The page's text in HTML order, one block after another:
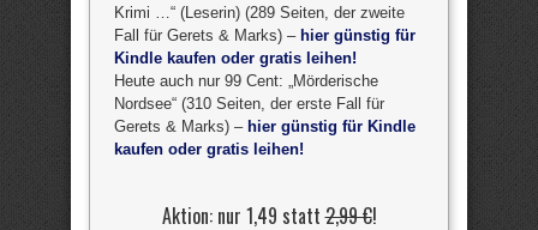
Krimi …“ (Leserin) (289 Seiten, der zweite
Fall für Gerets & Marks) – hier günstig für
Kindle kaufen oder gratis leihen!
Heute auch nur 99 Cent: „Mörderische
Nordsee“ (310 Seiten, der erste Fall für
Gerets & Marks) – hier günstig für Kindle
kaufen oder gratis leihen!
Aktion: nur 1,49 statt2,99 €!